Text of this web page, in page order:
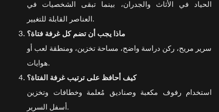
الحياد في الأثاث والجدران، بينما تبقى الشخصيات في
العناصر القابلة للتغيير.
ماذا يجب أن تضم كل غرفة فتاة؟
سرير مريح، ركن دراسة واضح، مساحة تخزين، ومنطقة لعب أو
هوايات.
كيف أحافظ على ترتيب غرفة الفتاة؟
استخدام رفوف مكعبة وصناديق مُعلمة وخطافات وتخزين
أسفل السرير.